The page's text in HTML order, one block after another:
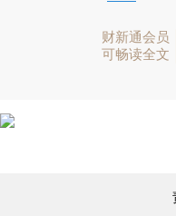
财新通会员
可畅读全文